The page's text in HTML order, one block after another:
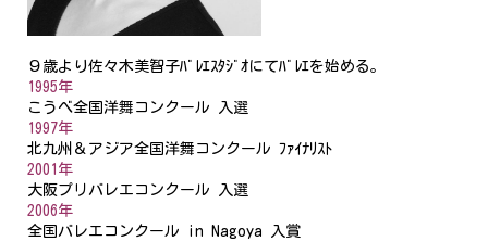
９歳より佐々木美智子ﾊﾞﾚｴｽﾀｼﾞｵにてﾊﾞﾚｴを始める。
1995年
こうべ全国洋舞コンクール 入選
1997年
北九州＆アジア全国洋舞コンクール ﾌｧｲﾅﾘｽﾄ
2001年
大阪プリバレエコンクール 入選
2006年
全国バレエコンクール in Nagoya 入賞